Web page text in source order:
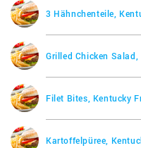
3 Hähnchenteile,
Grilled Chicken
Filet Bites, Kentucky
Kartoffelpüree,